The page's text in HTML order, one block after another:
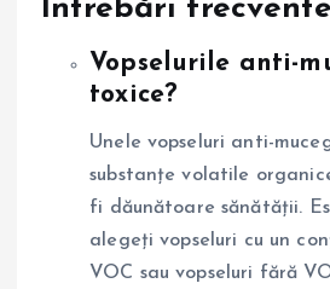
Întrebări frecvente
Vopselurile anti-
toxice?
Unele vopseluri anti-
substanțe volatile
fi dăunătoare sănătății.
alegeți vopseluri cu un
VOC sau vopseluri fără